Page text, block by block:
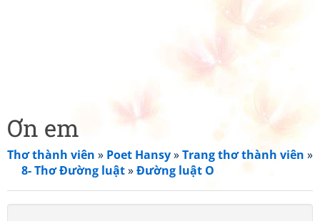
Ơn em
Thơ thành viên » Poet Hansy»Trang thơ thành viên »
8- Thơ Đường luật»Đường luật O